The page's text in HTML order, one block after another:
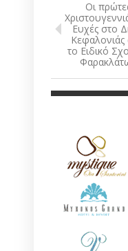
Οι
Ευχές στο
το Ειδικό